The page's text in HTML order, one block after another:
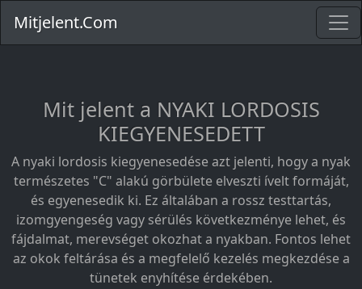
Mitjelent.Com
Mit jelent a NYAKI LORDOSIS
KIEGYENESEDETT
A nyaki lordosis kiegyenesedése azt jelenti, hogy a nyak
természetes "C" alakú görbülete elveszti ívelt formáját,
és egyenesedik ki. Ez általában a rossz testtartás,
izomgyengeség vagy sérülés következménye lehet, és
fájdalmat, merevséget okozhat a nyakban. Fontos lehet
az okok feltárása és a megfelelő kezelés megkezdése a
tünetek enyhítése érdekében.